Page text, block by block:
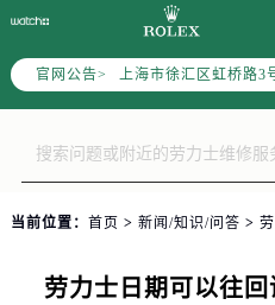
官网公告>
节假日正常营业！
当前位置： 首页 > 新闻/知识/问答 >
劳力士日期可以往